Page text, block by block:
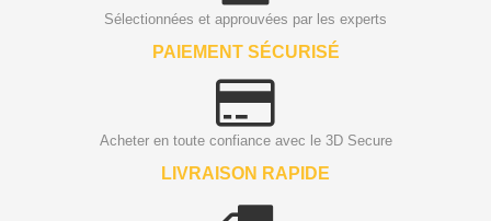
Sélectionnées et approuvées par les experts
PAIEMENT SÉCURISÉ
Acheter en toute confiance avec le 3D Secure
LIVRAISON RAPIDE